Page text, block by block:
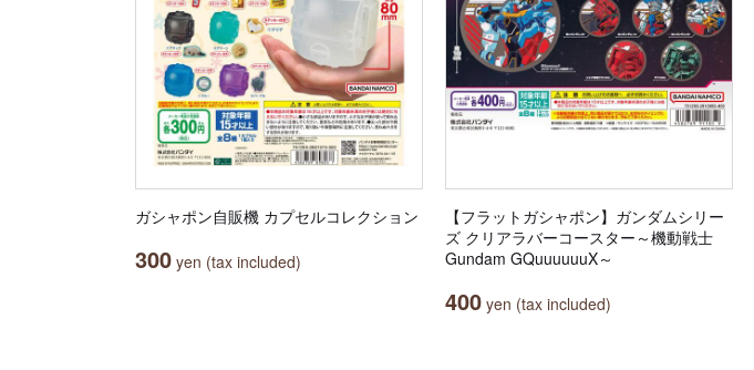
ガシャポン自販機 カプセルコレクション
300 yen (tax included)
【フラットガシャポン】ガンダムシリー
ズ クリアラバーコースター～機動戦士
Gundam GQuuuuuuX～
400 yen (tax included)